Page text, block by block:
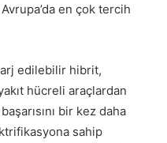
en çok tercih
edilebilir hibrit,
hücreli araçlardan
bir kez daha
sahip